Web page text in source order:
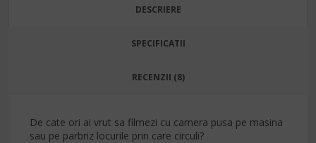
DESCRIERE
SPECIFICATII
RECENZII (8)
De cate ori ai vrut sa filmezi cu camera pusa pe masina
sau pe parbriz locurile prin care circuli?